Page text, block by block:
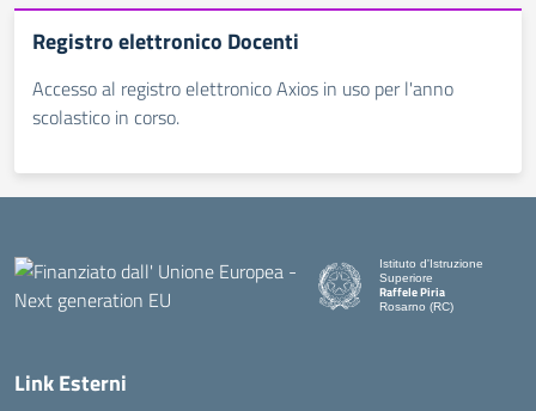
Registro elettronico Docenti
Accesso al registro elettronico Axios in uso per l'anno
scolastico in corso.
Istituto d'Istruzione
Superiore
Raffele Piria
Rosarno (RC)
Link Esterni